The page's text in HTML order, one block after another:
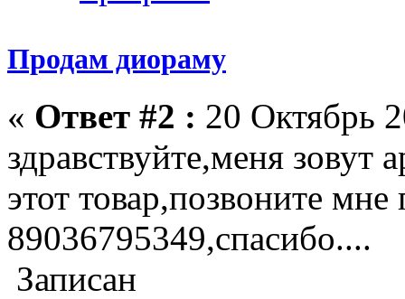
Продам диораму
« Ответ #2 : 20 Октябрь
здравствуйте,меня зовут
этот товар,позвоните
89036795349,спасибо....
Записан